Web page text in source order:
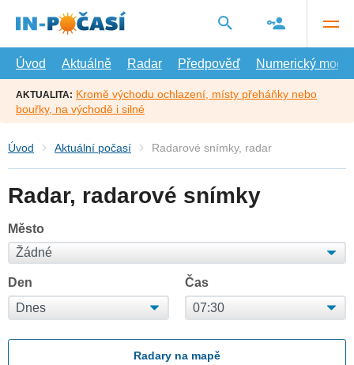
hlavní
Úvod
Aktuálně Radar Předpověď Numerický model
AKTUALITA: Kromě východu ochlazení, místy přeháňky nebo
bouřky, na východě i silné
Úvod Aktuální počasí Radarové snímky, radar
Radar, radarové snímky
Město
Den Čas
Radary na mapě